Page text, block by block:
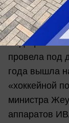
при
медицинских
провела под
года вышла
«хоккейной
министра
аппаратов